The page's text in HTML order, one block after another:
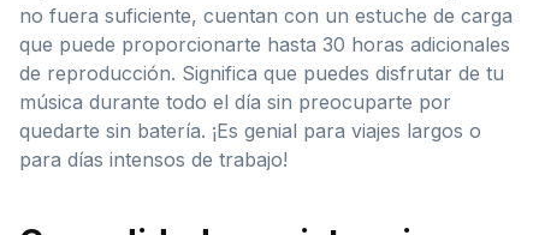
no fuera suficiente, cuentan con un estuche de carga
que puede proporcionarte hasta 30 horas adicionales
de reproducción. Significa que puedes disfrutar de tu
música durante todo el día sin preocuparte por
quedarte sin batería. ¡Es genial para viajes largos o
para días intensos de trabajo!